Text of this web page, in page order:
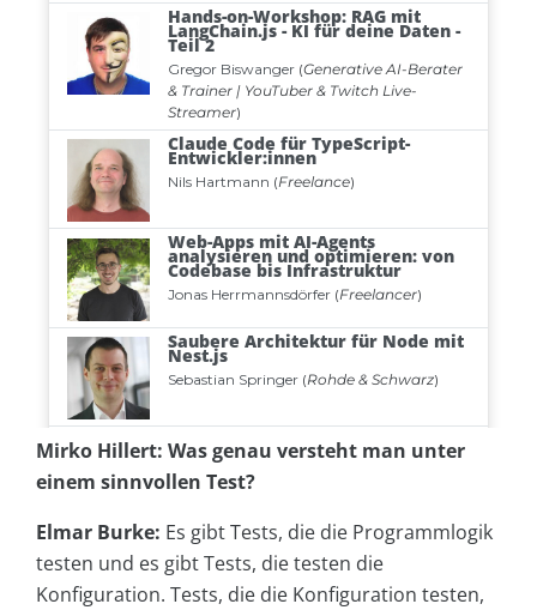
Mirko Hillert: Was genau versteht man unter
einem sinnvollen Test?
Elmar Burke: Es gibt Tests, die die Programmlogik
testen und es gibt Tests, die testen die
Konfiguration. Tests, die die Konfiguration testen,